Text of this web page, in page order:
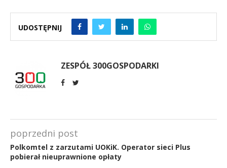
UDOSTĘPNIJ
ZESPÓŁ 300GOSPODARKI
poprzedni post
Polkomtel z zarzutami UOKiK. Operator sieci Plus
pobierał nieuprawnione opłaty